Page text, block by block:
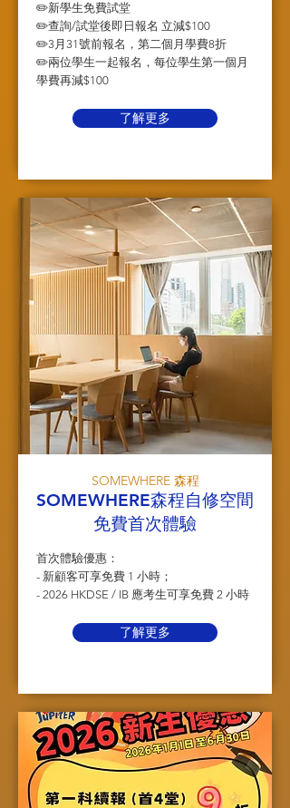
✏️新學生免費試堂
✏️查詢/試堂後即日報名 立減$100
✏️3月31號前報名，第二個月學費8折
✏️兩位學生一起報名，每位學生第一個月
學費再減$100
了解更多
SOMEWHERE 森程
SOMEWHERE森程自修空間
免費首次體驗
首次體驗優惠：
- 新顧客可享免費 1 小時；
- 2026 HKDSE / IB 應考生可享免費 2 小時
了解更多